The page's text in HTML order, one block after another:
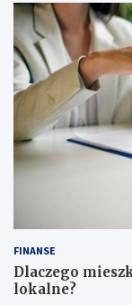
FINANSE
Dlaczego
lokalne?